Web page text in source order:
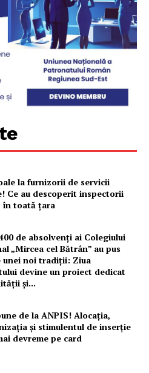
la furnizorii de servicii
Ce au descoperit inspectorii
în toată țara
de absolvenți ai Colegiului
„Mircea cel Bătrân” au pus
unei noi tradiții: Ziua
devine un proiect dedicat
și...
de la ANPIS! Alocația,
și stimulentul de inserție
devreme pe card